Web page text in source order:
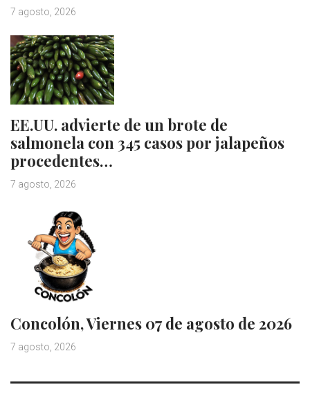
7 agosto, 2026
EE.UU. advierte de un brote de
salmonela con 345 casos por jalapeños
procedentes…
7 agosto, 2026
Concolón, Viernes 07 de agosto de 2026
7 agosto, 2026